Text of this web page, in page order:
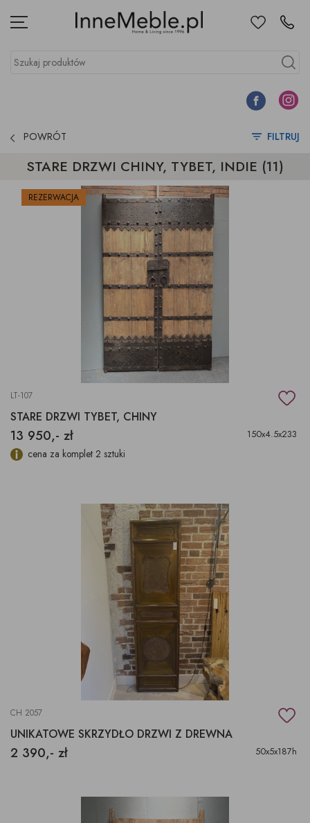
Menu UlubioneKontakt
Szukaj produktów
Szukaj
Facebook
POWRÓT FILTRUJ
STARE DRZWI CHINY, TYBET, INDIE (11)
REZERWACJA
LT-107
STARE DRZWI TYBET, CHINY
13 950,- zł 150x4.5x233
cena za komplet 2 sztuki
CH 2057
UNIKATOWE SKRZYDŁO DRZWI Z DREWNA
2 390,- zł 50x5x187h